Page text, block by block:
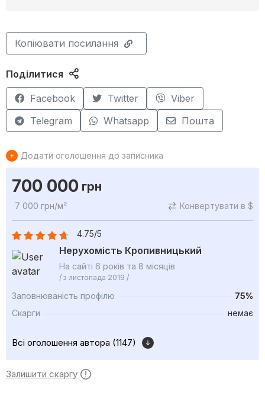
Копіювати посилання
Поділитися
Facebook Twitter
Viber
Telegram
Whatsapp Пошта
Додати оголошення до записника
700 000 грн
7 000 грн/м² Конвертувати в $
4.75/5
Нерухомість Кропивницький
На сайті 6 років та 8 місяців
/ з листопада 2019 /
Заповнюваність профілю
75%
Скарги
немає
Всі оголошення автора (1147)
Залишити скаргу